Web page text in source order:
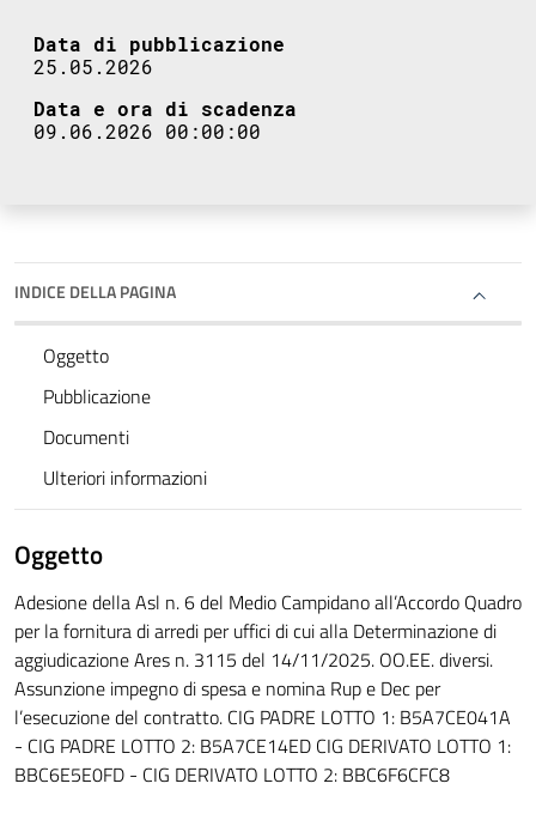
Data di pubblicazione
25.05.2026
Data e ora di scadenza
09.06.2026 00:00:00
INDICE DELLA PAGINA
Oggetto
Pubblicazione
Documenti
Ulteriori informazioni
Oggetto
Adesione della Asl n. 6 del Medio Campidano all’Accordo Quadro
per la fornitura di arredi per uffici di cui alla Determinazione di
aggiudicazione Ares n. 3115 del 14/11/2025. OO.EE. diversi.
Assunzione impegno di spesa e nomina Rup e Dec per
l’esecuzione del contratto. CIG PADRE LOTTO 1: B5A7CE041A
- CIG PADRE LOTTO 2: B5A7CE14ED CIG DERIVATO LOTTO 1:
BBC6E5E0FD - CIG DERIVATO LOTTO 2: BBC6F6CFC8